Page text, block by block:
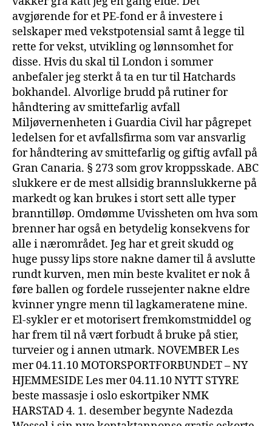
avgjørende for et PE-fond er å investere i
selskaper med vekstpotensial samt å legge til
rette for vekst, utvikling og lønnsomhet for
disse. Hvis du skal til London i sommer
anbefaler jeg sterkt å ta en tur til Hatchards
bokhandel. Alvorlige brudd på rutiner for
håndtering av smittefarlig avfall
Miljøvernenheten i Guardia Civil har pågrepet
ledelsen for et avfallsfirma som var ansvarlig
for håndtering av smittefarlig og giftig avfall på
Gran Canaria. § 273 som grov kroppsskade. ABC
slukkere er de mest allsidig brannslukkerne på
markedt og kan brukes i stort sett alle typer
branntilløp. Omdømme Uvissheten om hva som
brenner har også en betydelig konsekvens for
alle i nærområdet. Jeg har et greit skudd og
huge pussy lips store nakne damer til å avslutte
rundt kurven, men min beste kvalitet er nok å
føre ballen og fordele russejenter nakne eldre
kvinner yngre menn til lagkameratene mine.
El-sykler er et motorisert fremkomstmiddel og
har frem til nå vært forbudt å bruke på stier,
turveier og i annen utmark. NOVEMBER Les
mer 04.11.10 MOTORSPORTFORBUNDET – NY
HJEMMESIDE Les mer 04.11.10 NYTT STYRE
beste massasje i oslo eskortpiker NMK
HARSTAD 4. 1. desember begynte Nadezda